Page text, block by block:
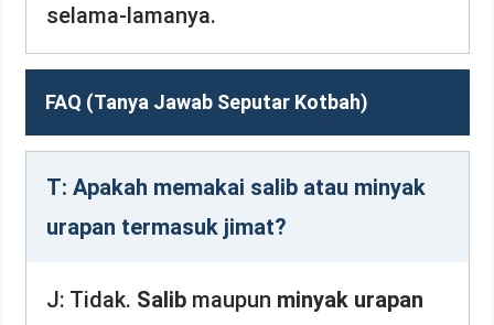
selama-lamanya.
FAQ (Tanya Jawab Seputar Kotbah)
T: Apakah memakai salib atau minyak
urapan termasuk jimat?
J: Tidak. Salib maupun minyak urapan